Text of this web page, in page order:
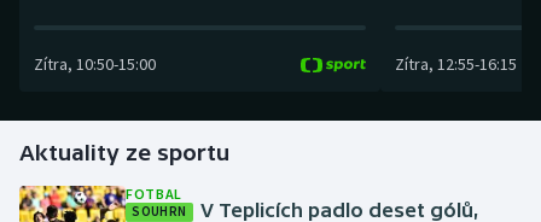
Futsal
Gymnastika
Zítra, 10:50-15:00 Zítra, 12:55-16:15
Aktuality ze sportu
FOTBAL
SOUHRN
V Teplicích padlo deset gólů,